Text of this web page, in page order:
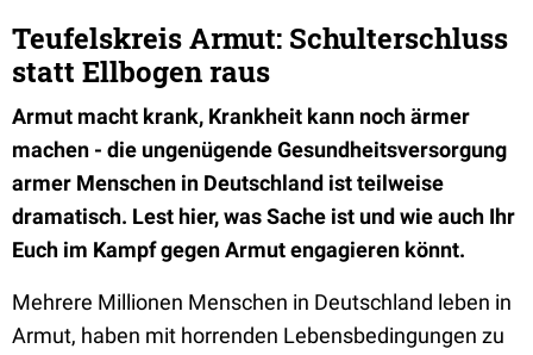
Teufelskreis Armut: Schulterschluss
statt Ellbogen raus
Armut macht krank, Krankheit kann noch ärmer
machen - die ungenügende Gesundheitsversorgung
armer Menschen in Deutschland ist teilweise
dramatisch. Lest hier, was Sache ist und wie auch Ihr
Euch im Kampf gegen Armut engagieren könnt.
Mehrere Millionen Menschen in Deutschland leben in
Armut, haben mit horrenden Lebensbedingungen zu